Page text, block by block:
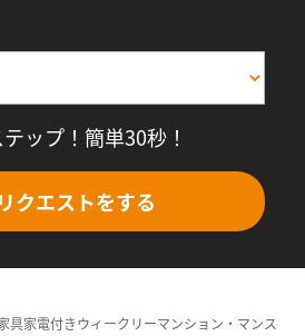
ップ！簡単30秒！
クエストをする
具家電付きウィークリーマンション・マンス